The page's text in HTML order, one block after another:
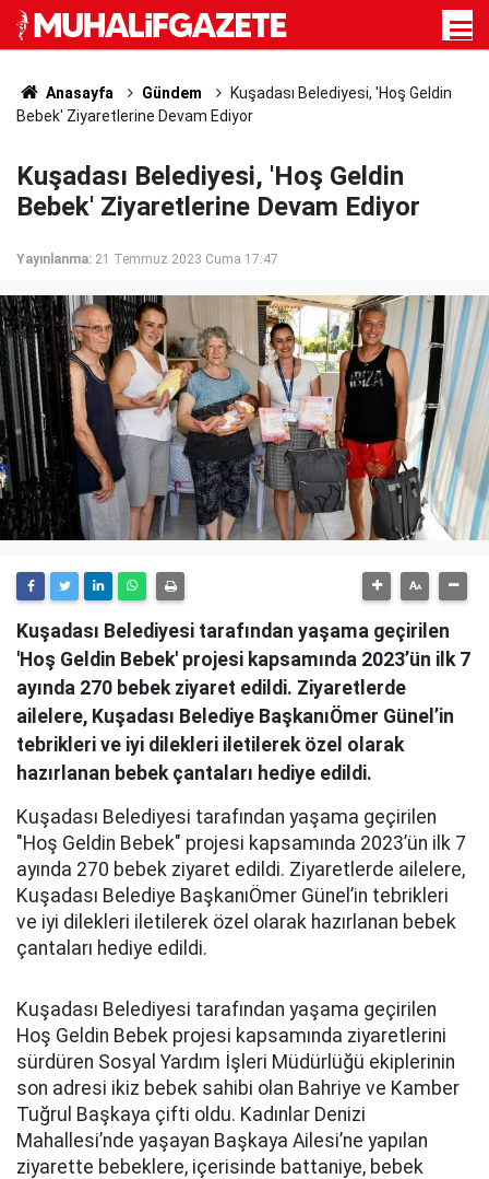
Anasayfa Gündem
Kuşadası Belediyesi, 'Hoş Geldin
Bebek' Ziyaretlerine Devam Ediyor
Kuşadası Belediyesi, 'Hoş Geldin
Bebek' Ziyaretlerine Devam Ediyor
Yayınlanma: 21 Temmuz 2023 Cuma 17:47
Kuşadası Belediyesi tarafından yaşama geçirilen
'Hoş Geldin Bebek' projesi kapsamında 2023’ün ilk 7
ayında 270 bebek ziyaret edildi. Ziyaretlerde
ailelere, Kuşadası Belediye BaşkanıÖmer Günel’in
tebrikleri ve iyi dilekleri iletilerek özel olarak
hazırlanan bebek çantaları hediye edildi.
Kuşadası Belediyesi tarafından yaşama geçirilen
"Hoş Geldin Bebek" projesi kapsamında 2023’ün ilk 7
ayında 270 bebek ziyaret edildi. Ziyaretlerde ailelere,
Kuşadası Belediye BaşkanıÖmer Günel’in tebrikleri
ve iyi dilekleri iletilerek özel olarak hazırlanan bebek
çantaları hediye edildi.
Kuşadası Belediyesi tarafından yaşama geçirilen
Hoş Geldin Bebek projesi kapsamında ziyaretlerini
sürdüren Sosyal Yardım İşleri Müdürlüğü ekiplerinin
son adresi ikiz bebek sahibi olan Bahriye ve Kamber
Tuğrul Başkaya çifti oldu. Kadınlar Denizi
Mahallesi’nde yaşayan Başkaya Ailesi’ne yapılan
ziyarette bebeklere, içerisinde battaniye, bebek